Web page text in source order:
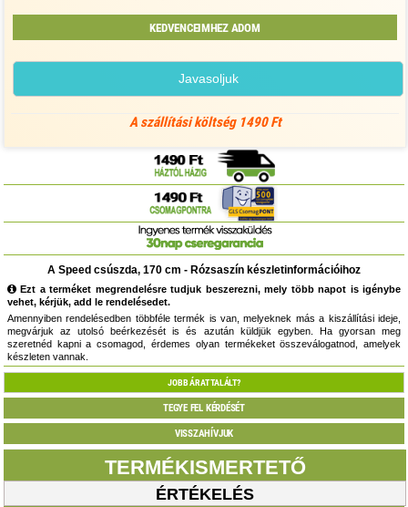
KEDVENCEIMHEZ ADOM
Javasoljuk
A szállítási költség 1490 Ft
A Speed csúszda, 170 cm - Rózsaszín készletinformációihoz
Ezt a terméket megrendelésre tudjuk beszerezni, mely több napot is igénybe
vehet, kérjük, add le rendelésedet.
Amennyiben rendelésedben többféle termék is van, melyeknek más a kiszállítási ideje,
megvárjuk az utolsó beérkezését is és azután küldjük egyben. Ha gyorsan meg
szeretnéd kapni a csomagod, érdemes olyan termékeket összeválogatnod, amelyek
készleten vannak.
JOBB ÁRAT TALÁLT?
TEGYE FEL KÉRDÉSÉT
VISSZAHÍVJUK
TERMÉKISMERTETŐ
ÉRTÉKELÉS